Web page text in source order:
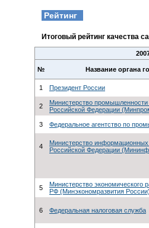
Рейтинг
Итоговый рейтинг качества
№ Название органа
1 Президент России
2
Министерство промышленности
Российской Федерации
3 Федеральное агентство по
4
Министерство информационных
Российской Федерации
5
Министерство экономического
РФ (Минэкономразвития
6 Федеральная налоговая служба